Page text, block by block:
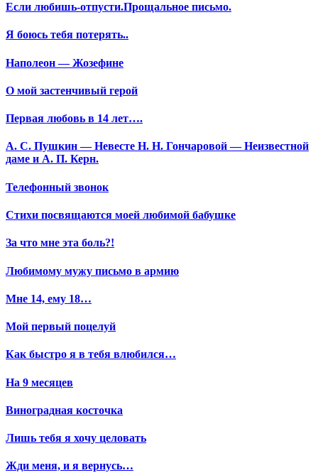
Если любишь-отпусти.Прощальное письмо.
Я боюсь тебя потерять..
Наполеон — Жозефине
О мой застенчивый герой
Первая любовь в 14 лет….
А. С. Пушкин — Невесте Н. Н. Гончаровой — Неизвестной
даме и А. П. Керн.
Телефонный звонок
Стихи посвящаются моей любимой бабушке
За что мне эта боль?!
Любимому мужу письмо в армию
Мне 14, ему 18…
Мой первый поцелуй
Как быстро я в тебя влюбился…
На 9 месяцев
Виноградная косточка
Лишь тебя я хочу целовать
Жди меня, и я вернусь…